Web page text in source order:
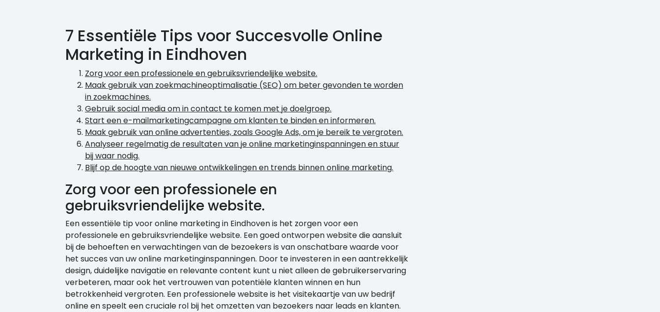
7 Essentiële Tips voor Succesvolle Online
Marketing in Eindhoven
Zorg voor een professionele en gebruiksvriendelijke website.
Maak gebruik van zoekmachineoptimalisatie (SEO) om beter gevonden te worden
in zoekmachines.
Gebruik social media om in contact te komen met je doelgroep.
Start een e-mailmarketingcampagne om klanten te binden en informeren.
Maak gebruik van online advertenties, zoals Google Ads, om je bereik te vergroten.
Analyseer regelmatig de resultaten van je online marketinginspanningen en stuur
bij waar nodig.
Blijf op de hoogte van nieuwe ontwikkelingen en trends binnen online marketing.
Zorg voor een professionele en
gebruiksvriendelijke website.
Een essentiële tip voor online marketing in Eindhoven is het zorgen voor een
professionele en gebruiksvriendelijke website. Een goed ontworpen website die aansluit
bij de behoeften en verwachtingen van de bezoekers is van onschatbare waarde voor
het succes van uw online marketinginspanningen. Door te investeren in een aantrekkelijk
design, duidelijke navigatie en relevante content kunt u niet alleen de gebruikerservaring
verbeteren, maar ook het vertrouwen van potentiële klanten winnen en hun
betrokkenheid vergroten. Een professionele website is het visitekaartje van uw bedrijf
online en speelt een cruciale rol bij het omzetten van bezoekers naar leads en klanten.